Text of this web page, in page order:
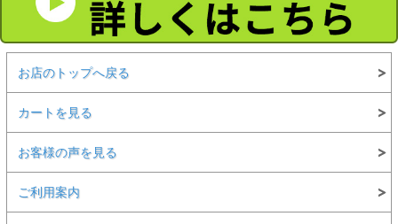
お店のトップへ戻る
カートを見る
お客様の声を見る
ご利用案内